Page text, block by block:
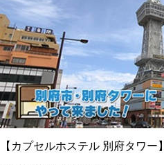
【カプセルホステル 別府タワー】